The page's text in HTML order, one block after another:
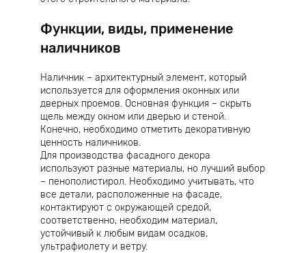
Функции, виды, применение
наличников
Наличник – архитектурный элемент, который
используется для оформления оконных или
дверных проемов. Основная функция – скрыть
щель между окном или дверью и стеной.
Конечно, необходимо отметить декоративную
ценность наличников.
Для производства фасадного декора
используют разные материалы, но лучший выбор
– пенополистирол. Необходимо учитывать, что
все детали, расположенные на фасаде,
контактируют с окружающей средой,
соответственно, необходим материал,
устойчивый к любым видам осадков,
ультрафиолету и ветру.